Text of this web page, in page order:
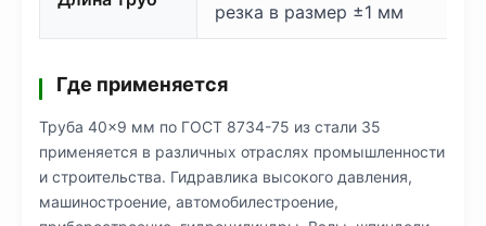
резка в размер ±1 мм
Где применяется
Труба 40×9 мм по ГОСТ 8734-75 из стали 35
применяется в различных отраслях промышленности
и строительства. Гидравлика высокого давления,
машиностроение, автомобилестроение,